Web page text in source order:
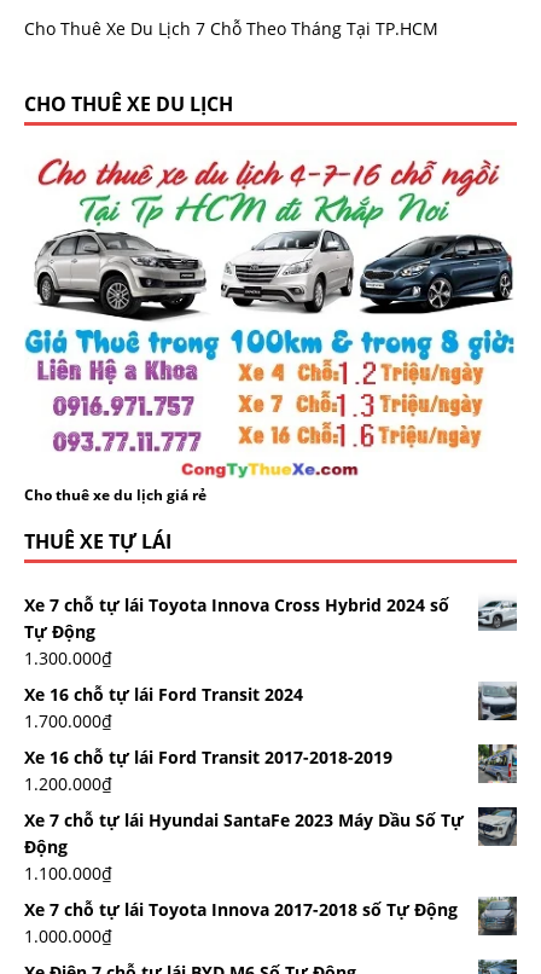
Cho Thuê Xe Du Lịch 7 Chỗ Theo Tháng Tại TP.HCM
CHO THUÊ XE DU LỊCH
Cho thuê xe du lịch giá rẻ
THUÊ XE TỰ LÁI
Xe 7 chỗ tự lái Toyota Innova Cross Hybrid 2024 số
Tự Động
1.300.000₫
Xe 16 chỗ tự lái Ford Transit 2024
1.700.000₫
Xe 16 chỗ tự lái Ford Transit 2017-2018-2019
1.200.000₫
Xe 7 chỗ tự lái Hyundai SantaFe 2023 Máy Dầu Số Tự
Động
1.100.000₫
Xe 7 chỗ tự lái Toyota Innova 2017-2018 số Tự Động
1.000.000₫